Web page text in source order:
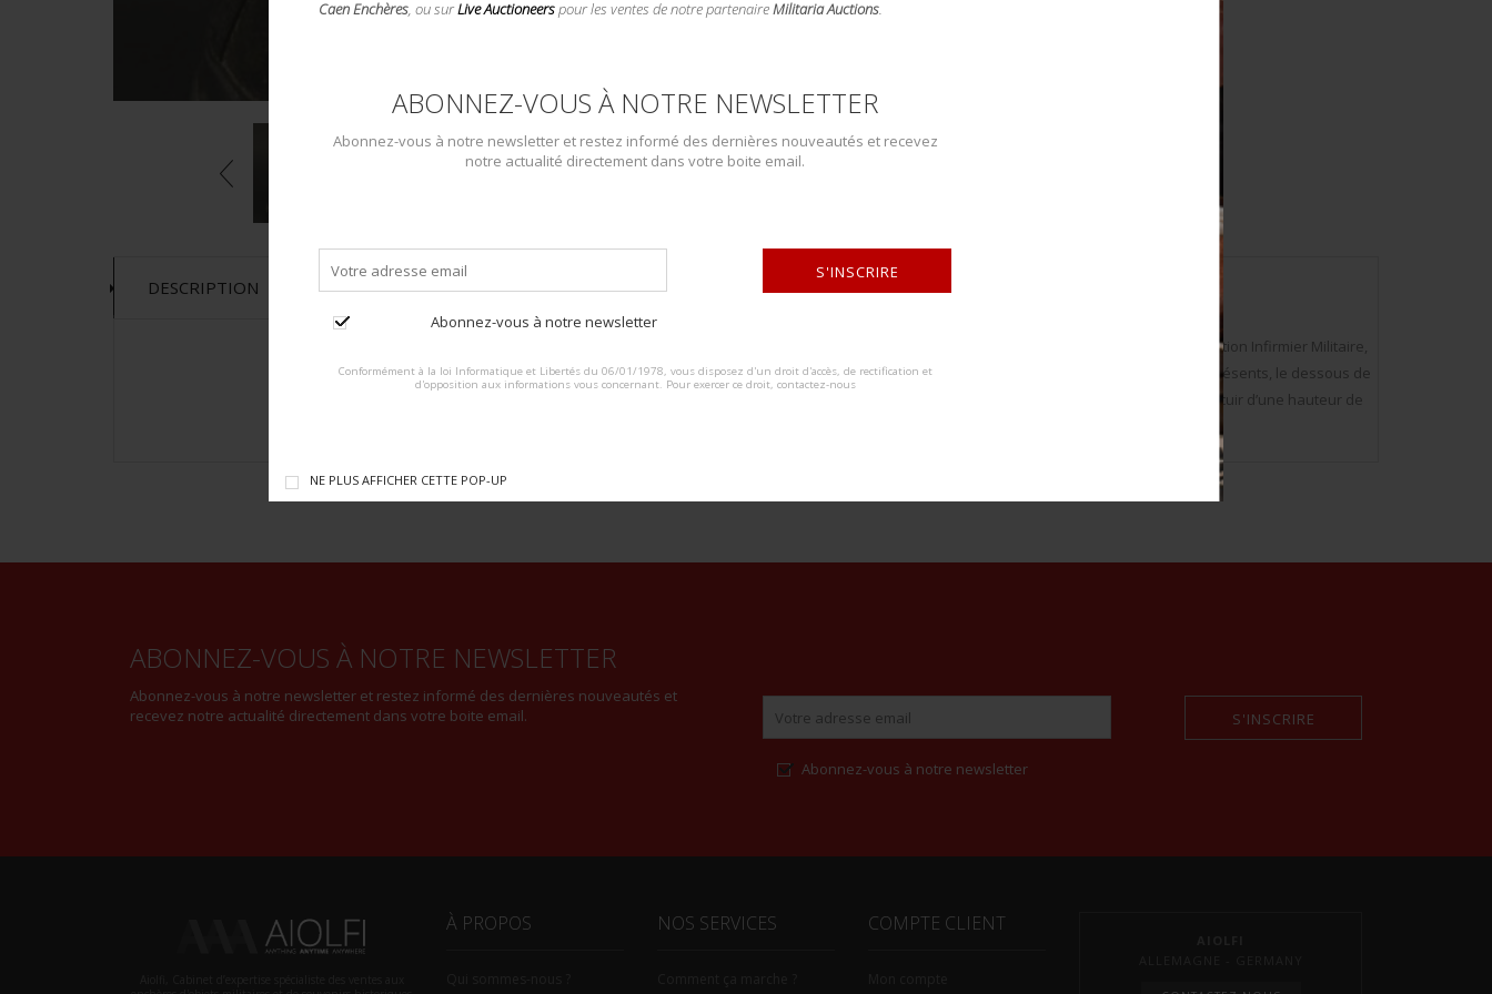
Caen Enchères, ou surLive Auctioneerspour les ventes de notre partenaireMilitaria Auctions.
ABONNEZ-VOUS À NOTRE NEWSLETTER
Abonnez-vous à notre newsletter et restez informé des dernières nouveautés et recevez
notre actualité directement dans votre boite email.
Abonnez-vous à notre newsletter
S'INSCRIRE
Conformément à la loi Informatique et Libertés du 06/01/1978, vous disposez d'un droit d'accès, de rectification et
d'opposition aux informations vous concernant. Pour exercer ce droit, contactez-nous
NE PLUS AFFICHER CETTE POP-UP
DESCRIPTION
Shako 1860 Second Empire. Fabrication entièrement en cuir, plaque à l’aigle en laiton doré portant la mention Infirmier Militaire,
cocarde tricolore en tôle peinte. Double pompon rouge et bleu portant le chiffre 3. Aérateurs d’origines présents, le dessous de
la visière porte les marquages H, 2C, D, cette dernière est accidenté. Crochet arrière présent. Basane en cuir d’une hauteur de
ABONNEZ-VOUS À NOTRE NEWSLETTER
Abonnez-vous à notre newsletter et restez informé des dernières nouveautés et
recevez notre actualité directement dans votre boite email.
Abonnez-vous à notre newsletter
S'INSCRIRE
À PROPOS NOS SERVICES COMPTE CLIENT